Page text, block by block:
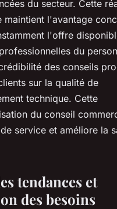
du secteur. Cette
maintient l'avantage
l'offre
du
des conseils
sur la qualité de
technique. Cette
du conseil
service et améliore la
tendances et
des besoins